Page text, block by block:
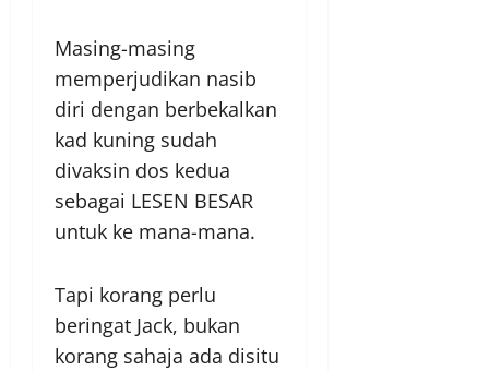
Masing-masing
memperjudikan nasib
diri dengan berbekalkan
kad kuning sudah
divaksin dos kedua
sebagai LESEN BESAR
untuk ke mana-mana.
Tapi korang perlu
beringat Jack, bukan
korang sahaja ada disitu